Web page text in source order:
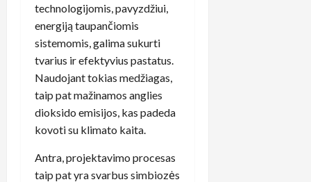
technologijomis, pavyzdžiui,
energiją taupančiomis
sistemomis, galima sukurti
tvarius ir efektyvius pastatus.
Naudojant tokias medžiagas,
taip pat mažinamos anglies
dioksido emisijos, kas padeda
kovoti su klimato kaita.
Antra, projektavimo procesas
taip pat yra svarbus simbiozės